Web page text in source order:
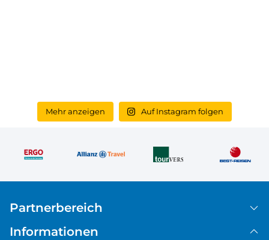
Mehr anzeigen Auf Instagram folgen
Partnerbereich
Informationen